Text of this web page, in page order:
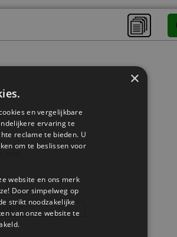
mus.
×
en vergelijkbare
ervaring te
reclame te bieden. U
om te beslissen voor
website en ons merk
Door simpelweg op
strikt noodzakelijke
van onze website te